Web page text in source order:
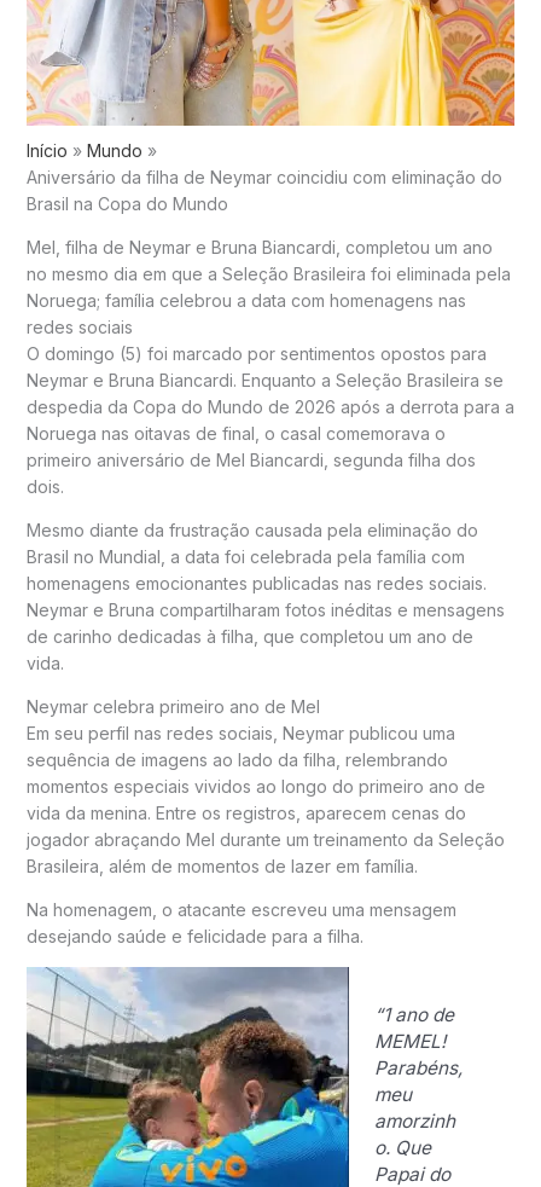
Início
Mundo
Aniversário da filha de Neymar coincidiu com eliminação do
Brasil na Copa do Mundo
Mel, filha de Neymar e Bruna Biancardi, completou um ano
no mesmo dia em que a Seleção Brasileira foi eliminada pela
Noruega; família celebrou a data com homenagens nas
redes sociais
O domingo (5) foi marcado por sentimentos opostos para
Neymar e Bruna Biancardi. Enquanto a Seleção Brasileira se
despedia da Copa do Mundo de 2026 após a derrota para a
Noruega nas oitavas de final, o casal comemorava o
primeiro aniversário de Mel Biancardi, segunda filha dos
dois.
Mesmo diante da frustração causada pela eliminação do
Brasil no Mundial, a data foi celebrada pela família com
homenagens emocionantes publicadas nas redes sociais.
Neymar e Bruna compartilharam fotos inéditas e mensagens
de carinho dedicadas à filha, que completou um ano de
vida.
Neymar celebra primeiro ano de Mel
Em seu perfil nas redes sociais, Neymar publicou uma
sequência de imagens ao lado da filha, relembrando
momentos especiais vividos ao longo do primeiro ano de
vida da menina. Entre os registros, aparecem cenas do
jogador abraçando Mel durante um treinamento da Seleção
Brasileira, além de momentos de lazer em família.
Na homenagem, o atacante escreveu uma mensagem
desejando saúde e felicidade para a filha.
“1 ano de
MEMEL!
Parabéns,
meu
amorzinh
o. Que
Papai do